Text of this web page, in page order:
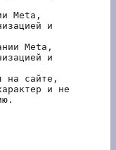
Meta,
и
Meta,
и
на сайте,
и не